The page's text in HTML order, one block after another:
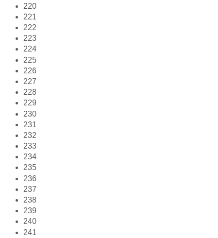
220
221
222
223
224
225
226
227
228
229
230
231
232
233
234
235
236
237
238
239
240
241